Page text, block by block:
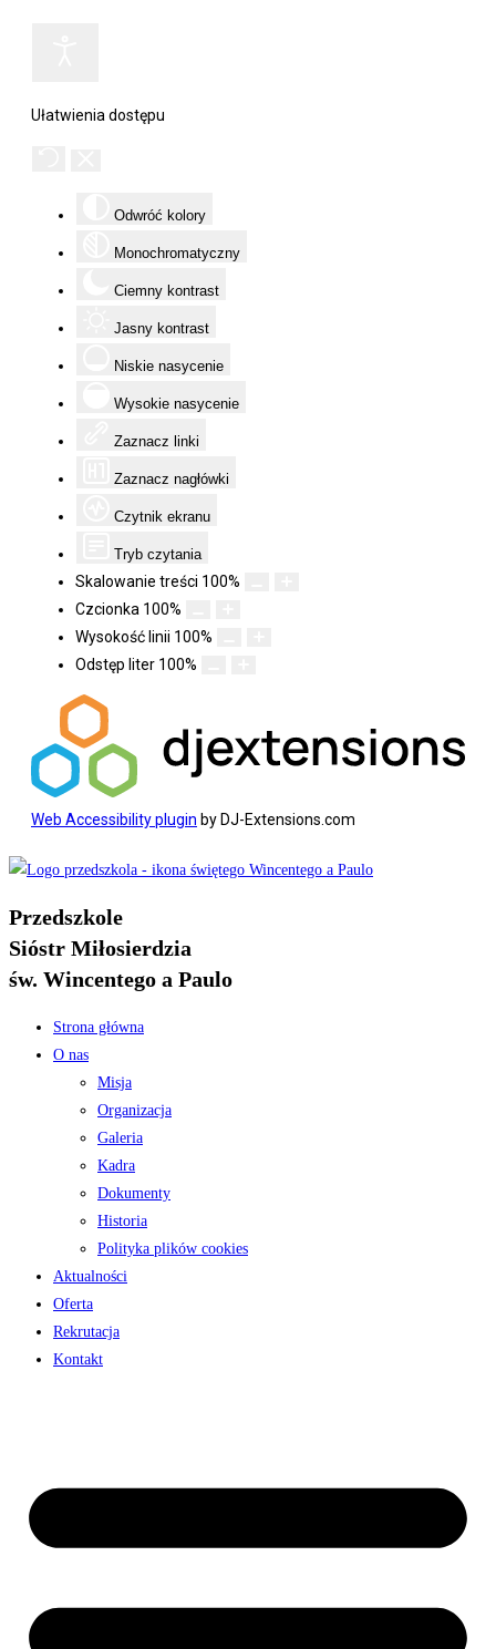
Ułatwienia dostępu
Odwróć kolory
Monochromatyczny
Ciemny kontrast
Jasny kontrast
Niskie nasycenie
Wysokie nasycenie
Zaznacz linki
Zaznacz nagłówki
Czytnik ekranu
Tryb czytania
Skalowanie treści 100%
Czcionka 100%
Wysokość linii 100%
Odstęp liter 100%
Web Accessibility plugin by DJ-Extensions.com
Koniec
Przedszkole
Sióstr Miłosierdzia
św. Wincentego a Paulo
Strona główna
O nas
Misja
Organizacja
Galeria
Kadra
Dokumenty
Historia
Polityka plików cookies
Aktualności
Oferta
Rekrutacja
Kontakt